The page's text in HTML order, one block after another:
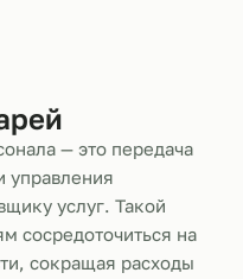
— это передача
управления
услуг. Такой
сосредоточиться на
сокращая расходы